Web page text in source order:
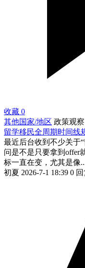
收藏 0
其他国家/地区 政策观察
留学移民全周期时间线
最近后台收到不少关于
问是不是只要拿到offer
标一直在变，尤其是像
初夏 2026-7-1 18:39 0 回